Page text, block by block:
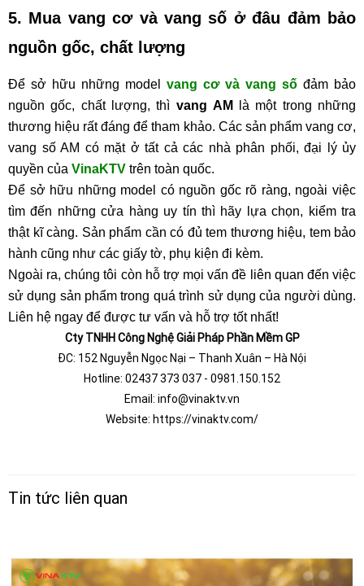
5. Mua vang cơ và vang số ở đâu đảm bảo
nguồn gốc, chất lượng
Để sở hữu những model vang cơ và vang số đảm bảo
nguồn gốc, chất lượng, thì vang AM
là một trong những
thương hiệu rất đáng để tham khảo. Các sản phẩm vang cơ,
vang số AM có mặt ở tất cả các nhà phân phối, đại lý ủy
quyền của VinaKTV trên toàn quốc.
Để sở hữu những model có nguồn gốc rõ ràng, ngoài việc
tìm đến những cửa hàng uy tín thì hãy lựa chọn, kiểm tra
thật kĩ càng. Sản phẩm cần có đủ tem thương hiệu, tem bảo
hành cũng như các giấy tờ, phụ kiện đi kèm.
Ngoài ra, chúng tôi còn hỗ trợ mọi vấn đề liên quan đến việc
sử dụng sản phẩm trong quá trình sử dụng của người dùng.
Liên hệ ngay để được tư vấn và hỗ trợ tốt nhất!
Cty TNHH Công Nghệ Giải Pháp Phần Mềm GP
ĐC: 152 Nguyễn Ngọc Nại – Thanh Xuân – Hà Nội
Hotline: 02437 373 037 - 0981.150.152
Email: info@vinaktv.vn
Website: https://vinaktv.com/
Tin tức liên quan